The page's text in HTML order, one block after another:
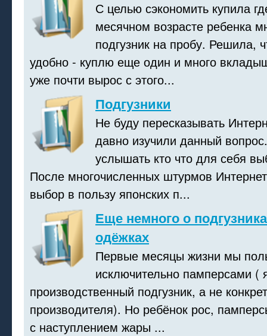
С целью сэкономить купила
месячном возрасте ребенка
подгузник на пробу. Решила,
удобно - куплю еще один и много
уже почти вырос с этого...
Подгузники
Не буду пересказывать
давно изучили данный
услышать кто что для себя
После многочисленных штурмов
выбор в пользу японских п...
Еще немного о
одёжках
Первые месяцы жизни мы
исключительно памперсами (
производственный подгузник, а не
производителя). Но ребёнок рос,
с наступлением жары ...